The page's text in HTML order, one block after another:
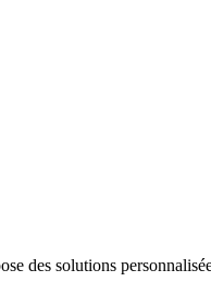
des solutions